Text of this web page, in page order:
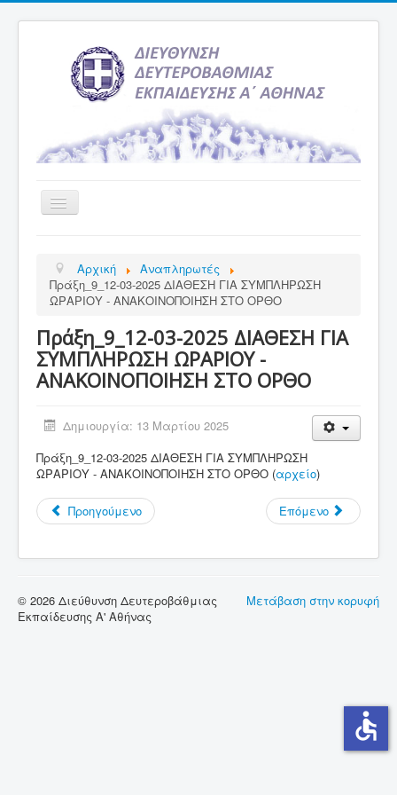
Εναλλαγή
πλοήγησης
Υπηρεσία Ενημέρωσης
Τελευταία νέα
Σχολεία
Εκδρομές
Σύνδεσμοι
Επικοινωνία
Αρχική
Αναπληρωτές
Πράξη_9_12-03-2025 ΔΙΑΘΕΣΗ ΓΙΑ ΣΥΜΠΛΗΡΩΣΗ
ΩΡΑΡΙΟΥ - ΑΝΑΚΟΙΝΟΠΟΙΗΣΗ ΣΤΟ ΟΡΘΟ
Πράξη_9_12-03-2025 ΔΙΑΘΕΣΗ ΓΙΑ
ΣΥΜΠΛΗΡΩΣΗ ΩΡΑΡΙΟΥ -
ΑΝΑΚΟΙΝΟΠΟΙΗΣΗ ΣΤΟ ΟΡΘΟ
Δημιουργία: 13 Μαρτίου 2025
Πράξη_9_12-03-2025 ΔΙΑΘΕΣΗ ΓΙΑ ΣΥΜΠΛΗΡΩΣΗ
ΩΡΑΡΙΟΥ - ΑΝΑΚΟΙΝΟΠΟΙΗΣΗ ΣΤΟ ΟΡΘΟ (αρχείο)
Προηγούμενο Επόμενο
Μετάβαση στην κορυφή
© 2026 Διεύθυνση Δευτεροβάθμιας
Εκπαίδευσης Α' Αθήνας
accessible